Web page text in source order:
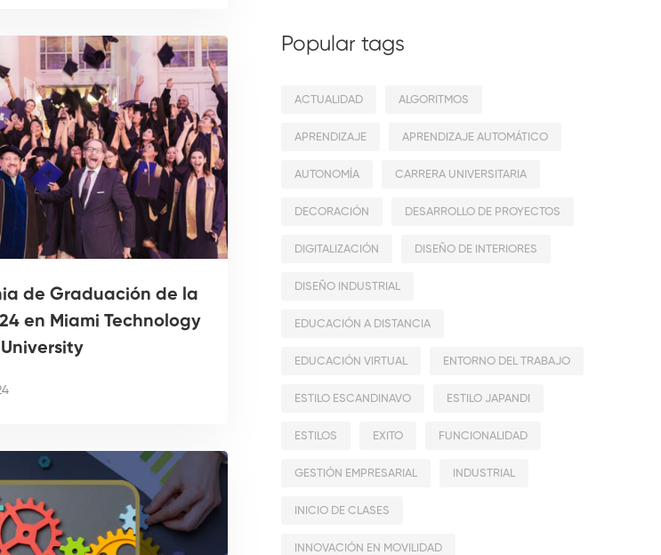
de Graduación de la
en Miami Technology
Popular tags
ACTUALIDAD ALGORITMOS
APRENDIZAJE APRENDIZAJE AUTOMÁTICO
AUTONOMÍA CARRERA UNIVERSITARIA
DECORACIÓN DESARROLLO DE PROYECTOS
DIGITALIZACIÓN DISEÑO DE INTERIORES
DISEÑO INDUSTRIAL
EDUCACIÓN A DISTANCIA
EDUCACIÓN VIRTUAL ENTORNO DEL TRABAJO
ESTILO ESCANDINAVO ESTILO JAPANDI
ESTILOS EXITO FUNCIONALIDAD
GESTIÓN EMPRESARIAL INDUSTRIAL
INICIO DE CLASES
INNOVACIÓN EN MOVILIDAD